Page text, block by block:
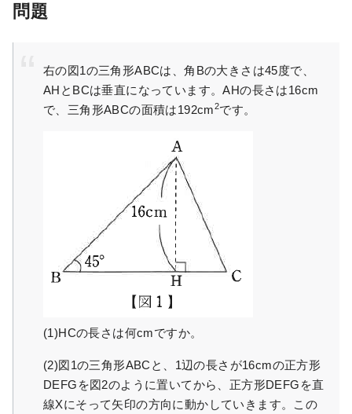
問題
右の図1の三角形ABCは、角Bの大きさは45度で、
AHとBCは垂直になっています。AHの長さは16cm
で、三角形ABCの面積は192cm2です。
(1)HCの長さは何cmですか。
(2)図1の三角形ABCと、1辺の長さが16cmの正方形
DEFGを図2のように置いてから、正方形DEFGを直
線Xにそって矢印の方向に動かしていきます。この